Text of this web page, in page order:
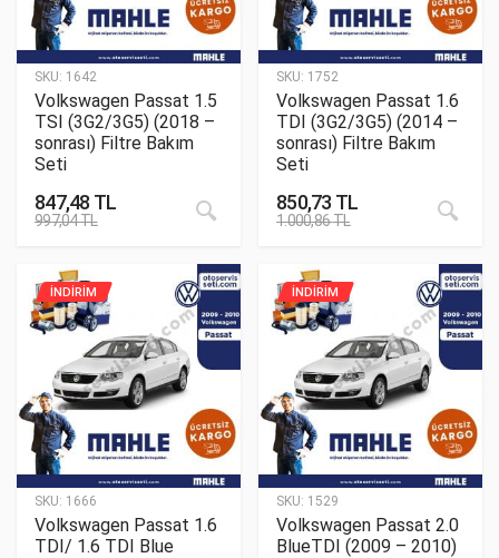
SKU: 1642
Volkswagen Passat 1.5
TSI (3G2/3G5) (2018 –
sonrası) Filtre Bakım
Seti
847,48 TL
997,04TL
SKU: 1752
Volkswagen Passat 1.6
TDI (3G2/3G5) (2014 –
sonrası) Filtre Bakım
Seti
850,73 TL
1.000,86TL
SKU: 1666
İNDİRİM
Volkswagen Passat 1.6
TDI/ 1.6 TDI Blue
SKU: 1529
İNDİRİM
Volkswagen Passat 2.0
BlueTDI (2009 – 2010)